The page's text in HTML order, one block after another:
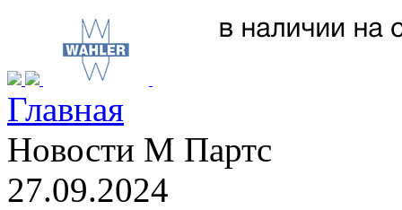
Главная
Новости М Партс
27.09.2024